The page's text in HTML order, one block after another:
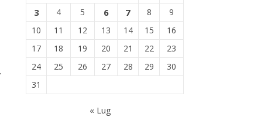
3 4 5 6 7 8
9
10
11 12 13 14 15
16
17
18 19 20 21 22
23
24
25 26 27 28 29
30
31
« Lug